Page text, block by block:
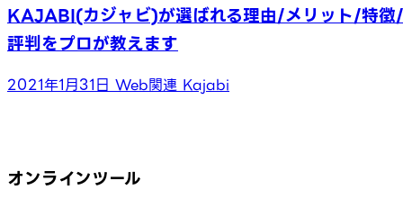
KAJABI(カジャビ)が選ばれる理由/メリット/特徴/
評判をプロが教えます
2021年1月31日 Web関連 Kajabi
オンラインツール